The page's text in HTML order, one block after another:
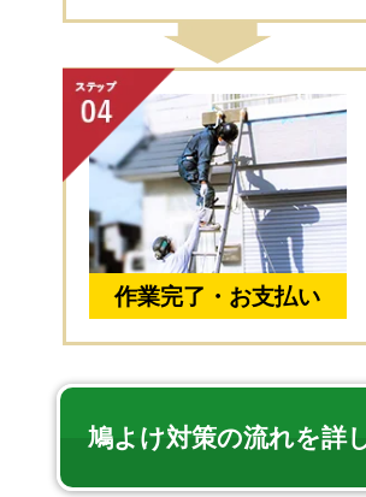
作業完了・お支払い
鳩よけ対策の流れを詳